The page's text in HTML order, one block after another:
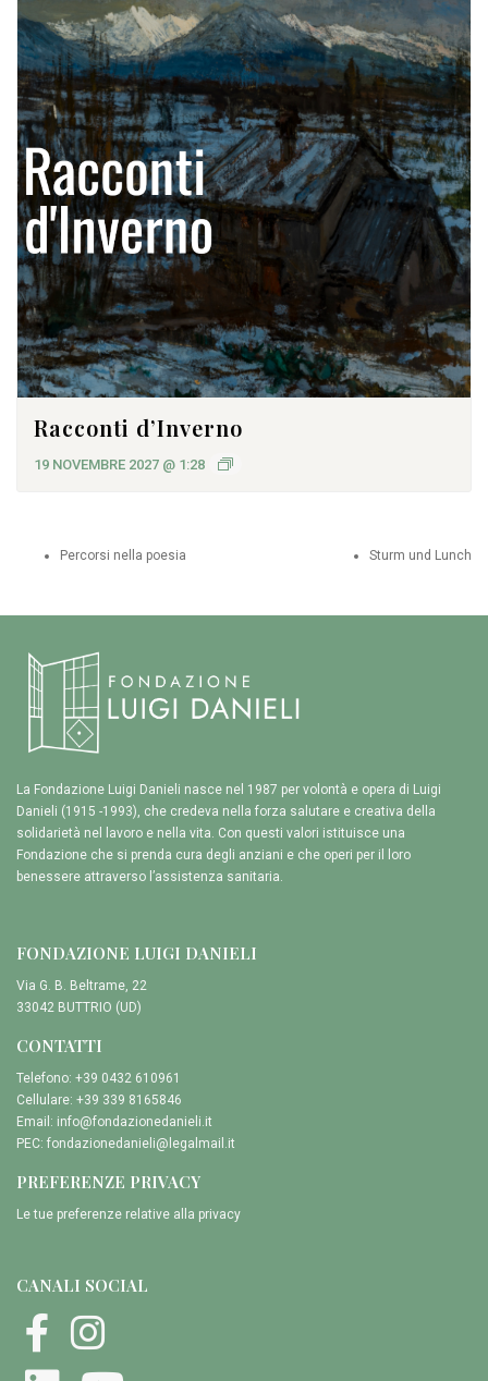
Racconti d’Inverno
19 NOVEMBRE 2027 @ 1:28
Percorsi nella poesia Sturm und Lunch
La Fondazione Luigi Danieli nasce nel 1987 per volontà e opera di Luigi
Danieli (1915 -1993), che credeva nella forza salutare e creativa della
solidarietà nel lavoro e nella vita. Con questi valori istituisce una
Fondazione che si prenda cura degli anziani e che operi per il loro
benessere attraverso l’assistenza sanitaria.
FONDAZIONE LUIGI DANIELI
Via G. B. Beltrame, 22
33042 BUTTRIO (UD)
CONTATTI
Telefono: +39 0432 610961
Cellulare: +39 339 8165846
Email: info@fondazionedanieli.it
PEC: fondazionedanieli@legalmail.it
PREFERENZE PRIVACY
Le tue preferenze relative alla privacy
CANALI SOCIAL